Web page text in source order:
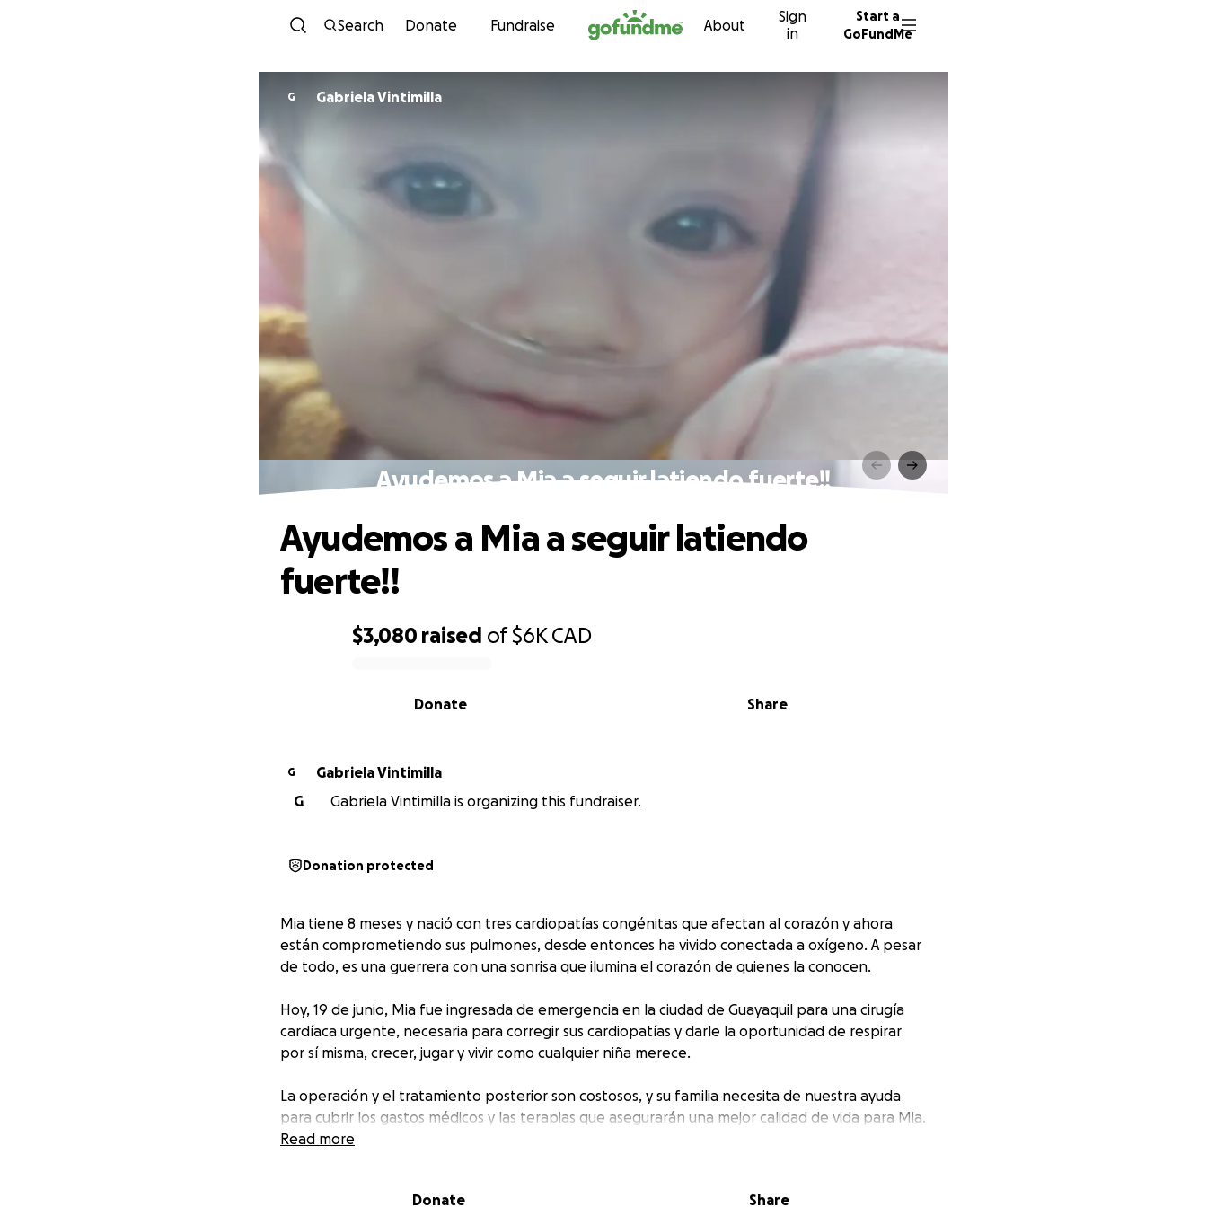
Skip to content
Search Donate Fundraise About
Sign
in
Start a
GoFundMe
G Gabriela Vintimilla
Ayudemos a Mia a seguir latiendo fuerte!!
$3,080 raised of$6K CAD
Share
Donate
Ayudemos a Mia a seguir latiendo
fuerte!!
G
Gabriela Vintimilla
G
Gabriela Vintimilla is organizing this fundraiser.
Donation protected
Mia tiene 8 meses y nació con tres cardiopatías congénitas que afectan al corazón y ahora
están comprometiendo sus pulmones, desde entonces ha vivido conectada a oxígeno. A pesar
de todo, es una guerrera con una sonrisa que ilumina el corazón de quienes la conocen.
Hoy, 19 de junio, Mia fue ingresada de emergencia en la ciudad de Guayaquil para una cirugía
cardíaca urgente, necesaria para corregir sus cardiopatías y darle la oportunidad de respirar
por sí misma, crecer, jugar y vivir como cualquier niña merece.
La operación y el tratamiento posterior son costosos, y su familia necesita de nuestra ayuda
para cubrir los gastos médicos y las terapias que asegurarán una mejor calidad de vida para Mia.
Juntos podemos darle a Mia el futuro que tanto merece
Read more
Donate Share